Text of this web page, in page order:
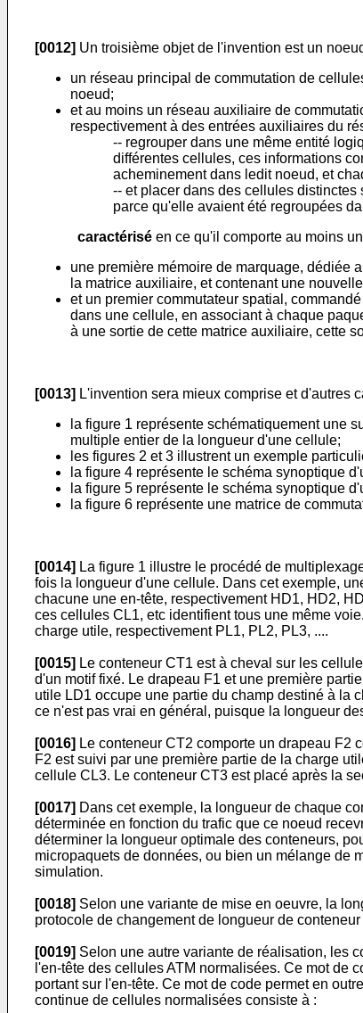
[0012] Un troisième objet de l'invention est un
un réseau principal de commutation de
noeud;
et au moins un réseau auxiliaire de
respectivement à des entrées auxiliaires du
-- regrouper dans une même entité
différentes cellules, ces informations
acheminement dans ledit noeud, et
-- et placer dans des cellules
parce qu'elle avaient été regroupées
caractérisé en ce qu'il comporte au moins
une première mémoire de marquage, dédiée
la matrice auxiliaire, et contenant une
et un premier commutateur spatial,
dans une cellule, en associant à chaque
à une sortie de cette matrice auxiliaire, cette
[0013] L'invention sera mieux comprise et d'autres
la figure 1 représente schématiquement une
multiple entier de la longueur d'une cellule;
les figures 2 et 3 illustrent un exemple
la figure 4 représente le schéma synoptique
la figure 5 représente le schéma synoptique
la figure 6 représente une matrice de
[0014] La figure 1 illustre le procédé de
fois la longueur d'une cellule. Dans cet exemple,
chacune une en-tête, respectivement HD1, HD2,
ces cellules CL1, etc identifient tous une même
charge utile, respectivement PL1, PL2, PL3, ....
[0015] Le conteneur CT1 est à cheval sur les
d'un motif fixé. Le drapeau F1 et une première
utile LD1 occupe une partie du champ destiné à la
ce n'est pas vrai en général, puisque la longueur
[0016] Le conteneur CT2 comporte un drapeau F2
F2 est suivi par une première partie de la charge
cellule CL3. Le conteneur CT3 est placé après la
[0017] Dans cet exemple, la longueur de chaque
déterminée en fonction du trafic que ce noeud
déterminer la longueur optimale des conteneurs,
micropaquets de données, ou bien un mélange de
simulation.
[0018] Selon une variante de mise en oeuvre, la
protocole de changement de longueur de
[0019] Selon une autre variante de réalisation, les
l'en-tête des cellules ATM normalisées. Ce mot de
portant sur l'en-tête. Ce mot de code permet en
continue de cellules normalisées consiste à :